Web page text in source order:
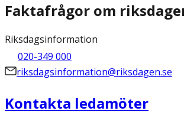
Faktafrågor om
Riksdagsinformation
020-349 000
riksdagsinformation@riksdagen.se
Kontakta ledamöter